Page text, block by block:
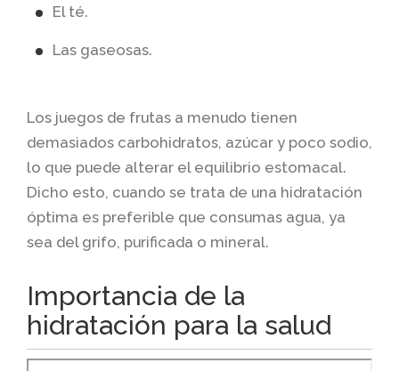
El té.
Las gaseosas.
Los juegos de frutas a menudo tienen
demasiados carbohidratos, azúcar y poco sodio,
lo que puede alterar el equilibrio estomacal.
Dicho esto, cuando se trata de una hidratación
óptima es preferible que consumas agua, ya
sea del grifo, purificada o mineral.
Importancia de la
hidratación para la salud